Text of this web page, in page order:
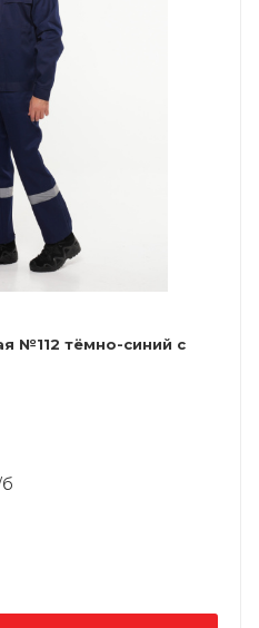
№112 тёмно-синий с